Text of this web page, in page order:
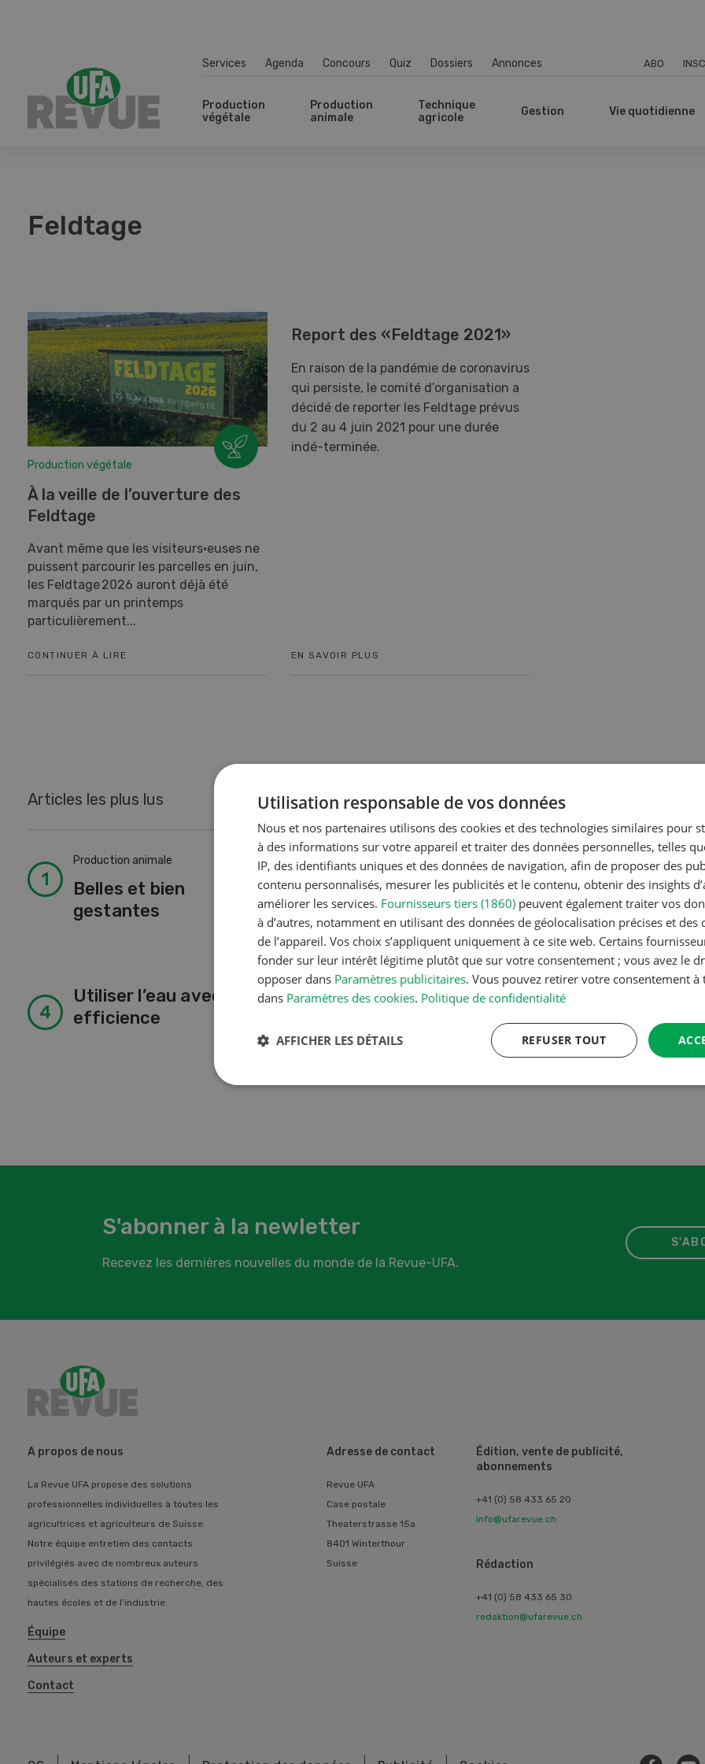
Services Agenda Concours Quiz Dossiers Annonces ABO
Production
végétale
Production
animale
Technique
agricole
Gestion Vie quotidienne
Feldtage
Production végétale
À la veille de l’ouverture des
Feldtage
Avant même que les visiteurs·euses ne
puissent parcourir les parcelles en juin,
les Feldtage 2026 auront déjà été
marqués par un printemps
particulièrement...
CONTINUER À LIRE
Report des «Feldtage 2021»
En raison de la pandémie de coronavirus
qui persiste, le comité d’organisation a
décidé de reporter les Feldtage prévus
du 2 au 4 juin 2021 pour une durée
indé-terminée.
EN SAVOIR PLUS
Articles les plus lus
Production animale
Belles et bien
gestantes
Technique agricole
Solomix
Gestion
Pas de jardin
permanent
autorisation
Utiliser l’eau avec
efficience
Technique agricole
« J’aime les cultures et
aussi soigner les
Couverts
objectifs
S'abonner à la newletter
Recevez les dernières nouvelles du monde de la Revue-UFA.
A propos de nous
La Revue UFA propose des solutions
professionnelles individuelles à toutes les
agricultrices et agriculteurs de Suisse.
Notre équipe entretien des contacts
privilégiés avec de nombreux auteurs
spécialisés des stations de recherche, des
hautes écoles et de l’industrie.
Équipe
Auteurs et experts
Contact
Adresse de contact
Revue UFA
Case postale
Theaterstrasse 15a
8401 Winterthour
Suisse
Édition, vente de publicité,
abonnements
+41 (0) 58 433 65 20
info@ufarevue.ch
Rédaction
+41 (0) 58 433 65 30
redaktion@ufarevue.ch
Utilisation responsable de vos données
Nous et nos partenaires utilisons des cookies et des technologies similaires pour
à des informations sur votre appareil et traiter des données personnelles, telles
IP, des identifiants uniques et des données de navigation, afin de proposer des
contenu personnalisés, mesurer les publicités et le contenu, obtenir des insights
améliorer les services. Fournisseurs tiers (1860) peuvent également traiter vos
à d’autres, notamment en utilisant des données de géolocalisation précises et des
de l’appareil. Vos choix s’appliquent uniquement à ce site web. Certains
fonder sur leur intérêt légitime plutôt que sur votre consentement ; vous avez le
opposer dans Paramètres publicitaires. Vous pouvez retirer votre consentement
dans Paramètres des cookies. Politique de confidentialité
REFUSER TOUT
AFFICHER LES DÉTAILS